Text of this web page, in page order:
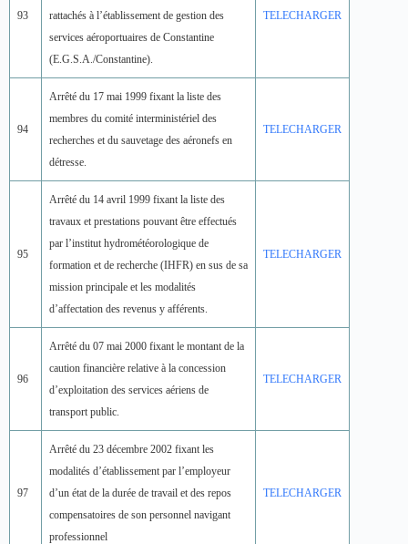
93
rattachés à l’établissement de gestion des
services aéroportuaires de Constantine
(E.G.S.A./Constantine).
TELECHARGER
94
Arrêté du 17 mai 1999 fixant la liste des
membres du comité interministériel des
recherches et du sauvetage des aéronefs en
détresse.
TELECHARGER
95
Arrêté du 14 avril 1999 fixant la liste des
travaux et prestations pouvant être effectués
par l’institut hydrométéorologique de
formation et de recherche (IHFR) en sus de sa
mission principale et les modalités
d’affectation des revenus y afférents.
TELECHARGER
96
Arrêté du 07 mai 2000 fixant le montant de la
caution financière relative à la concession
d’exploitation des services aériens de
transport public.
TELECHARGER
97
Arrêté du 23 décembre 2002 fixant les
modalités d’établissement par l’employeur
d’un état de la durée de travail et des repos
compensatoires de son personnel navigant
professionnel
TELECHARGER